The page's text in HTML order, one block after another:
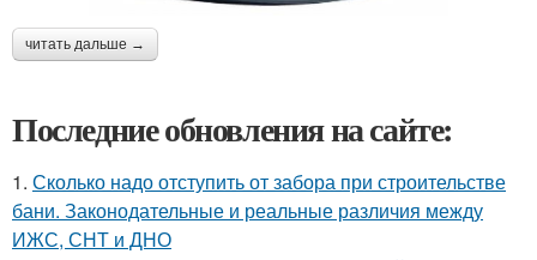
читать дальше →
Последние обновления на сайте:
1. Сколько надо отступить от забора при строительстве
бани. Законодательные и реальные различия между
ИЖС, СНТ и ДНО